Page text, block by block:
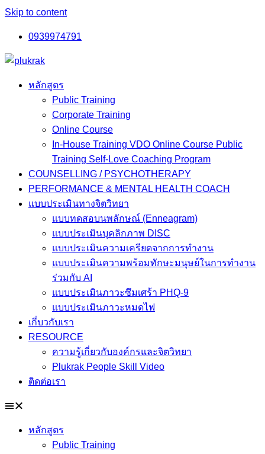
Skip to content
0939974791
หลักสูตร
Public Training
Corporate Training
Online Course
In-House Training VDO Online Course Public
Training Self-Love Coaching Program
COUNSELLING / PSYCHOTHERAPY
PERFORMANCE & MENTAL HEALTH COACH
แบบประเมินทางจิตวิทยา
แบบทดสอบนพลักษณ์ (Enneagram)
แบบประเมินบุคลิกภาพ DISC
แบบประเมินความเครียดจากการทำงาน
แบบประเมินความพร้อมทักษะมนุษย์ในการทำงาน
ร่วมกับ AI
แบบประเมินภาวะซึมเศร้า PHQ-9
แบบประเมินภาวะหมดไฟ
เกี่บวกับเรา
RESOURCE
ความรู้เกี่ยวกับองค์กรและจิตวิทยา
Plukrak People Skill Video
ติดต่อเรา
หลักสูตร
Public Training